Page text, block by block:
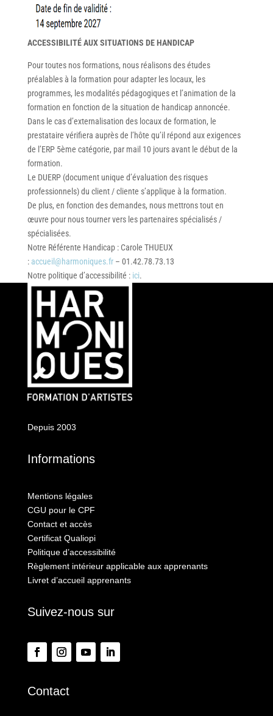
ACCESSIBILITÉ AUX SITUATIONS DE HANDICAP
Pour toutes nos formations, nous réalisons des études
préalables à la formation pour adapter les locaux, les
programmes, les modalités pédagogiques et l’animation de la
formation en fonction de la situation de handicap annoncée.
Dans le cas d’externalisation des locaux de formation, le
prestataire vérifiera auprès de l’hôte qu’il répond aux exigences
de l’ERP 5ème catégorie, par mail 10 jours avant le début de la
formation.
Le DUERP (document unique d’évaluation des risques
professionnels) du client / cliente s’applique à la formation.
De plus, en fonction des demandes, nous mettrons tout en
œuvre pour nous tourner vers les partenaires spécialisés /
spécialisées.
Notre Référente Handicap : Carole THUEUX
: accueil@harmoniques.fr– 01.42.78.73.13
Notre politique d’accessibilité : ici.
Depuis 2003
Informations
Mentions légales
CGU pour le CPF
Contact et accès
Certificat Qualiopi
Politique d’accessibilité
Règlement intérieur applicable aux apprenants
Livret d’accueil apprenants
Suivez-nous sur
Contact